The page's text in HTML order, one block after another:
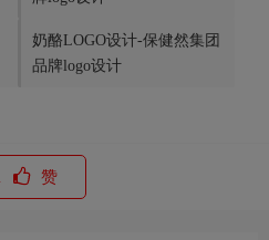
奶酪LOGO设计-保健然集团
品牌logo设计
赞